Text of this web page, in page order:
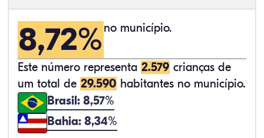
8,72% no município.
Este número representa 2.579 crianças de
um total de 29.590 habitantes no município.
Brasil: 8,57%
Bahia: 8,34%